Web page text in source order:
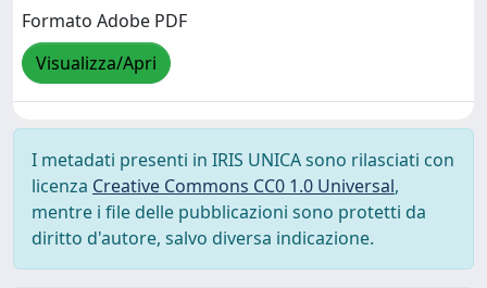
Formato Adobe PDF
Visualizza/Apri
I metadati presenti in IRIS UNICA sono rilasciati con
licenza Creative Commons CC0 1.0 Universal,
mentre i file delle pubblicazioni sono protetti da
diritto d'autore, salvo diversa indicazione.